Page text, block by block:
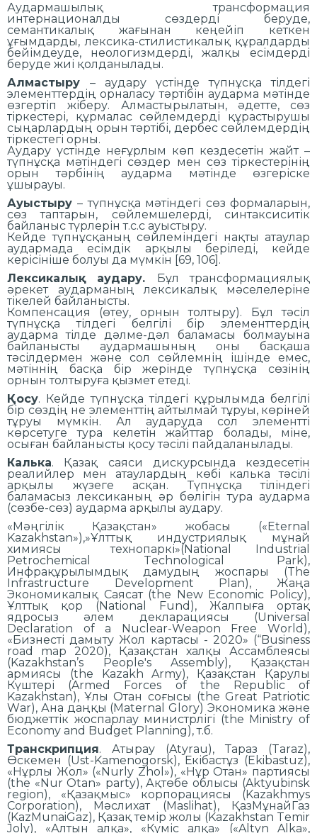
Аудармашылық трансформация
интернационалды сөздерді беруде,
семантикалық жағынан кеңейіп кеткен
ұғымдарды, лексика-стилистикалық құралдарды
бейімдеуде, неологизмдерді, жалқы есімдерді
беруде жиі қолданылады.
Алмастыру – аудару үстінде түпнұсқа тілдегі
элементтердің орналасу тәртібін аударма мәтінде
өзгертіп жіберу. Алмастырылатын, әдетте, сөз
тіркестері, құрмалас сөйлемдерді құрастырушы
сыңарлардың орын тәртібі, дербес сөйлемдердің
тіркестегі орны.
Аудару үстінде неғұрлым көп кездесетін жайт –
түпнұсқа мәтіндегі сөздер мен сөз тіркестерінің
орын тәрбінің аударма мәтінде өзгеріске
ұшырауы.
Ауыстыру– түпнұсқа мәтіндегі сөз формаларын,
сөз таптарын, сөйлемшелерді, синтаксиситік
байланыс түрлерін т.с.с ауыстыру.
Кейде түпнұсқаның сөйлеміндегі нақты атаулар
аудармада есімдік арқылы беріледі, кейде
керісініше болуы да мүмкін [69, 106].
Лексикалық аудару.
Бұл трансформациялық
әрекет аударманың лексикалық мәселелеріне
тікелей байланысты.
Компенсация (өтеу, орнын толтыру). Бұл тәсіл
түпнұсқа тілдегі белгілі бір элементтердің
аударма тілде дәлме-дәл баламасы болмауына
байланысты аудармашының оны басқаша
тәсілдермен және сол сөйлемнің ішінде емес,
мәтіннің басқа бір жерінде түпнұсқа сөзінің
орнын толтыруға қызмет етеді.
Қосу. Кейде түпнұсқа тілдегі құрылымда белгілі
бір сөздің не элементтің айтылмай тұруы, көріней
тұруы мүмкін. Ал аударуда сол элементті
көрсетуге тура келетін жайттар болады, міне,
осыған байланысты қосу тәсілі пайдаланылады.
Калька. Қазақ саяси дискурсында кездесетін
реалийлер мен атаулардың көбі калька тәсілі
арқылы жүзеге асқан. Түпнұсқа тіліндегі
баламасыз лексиканың әр бөлігін тура аударма
(сөзбе-сөз) аударма арқылы аудару.
«Мәңгілік Қазақстан» жобасы («Eternal
Kazakhstan»),»Ұлттық индустриялық мұнай
химиясы технопаркі»(National Industrial
Petrochemical Technological Park),
Инфрақұрылымдық дамудың жоспары (The
Infrastructure Development Plan), Жаңа
Экономикалық Саясат (the New Economic Policy),
Ұлттық қор (National Fund), Жалпыға ортақ
ядросыз әлем декларациясы (Universal
Declaration of a Nuclear-Weapon Free World),
«Бизнесті дамыту Жол картасы - 2020» (“Business
road map 2020), Қазақстан халқы Ассамблеясы
(Kazakhstan’s People's Assembly), Қазақстан
армиясы (the Kazakh Army), Қазақстан Қарулы
Күштері (Armed Forces of the Republic of
Kazakhstan), Ұлы Отан соғысы (the Great Patriotic
War), Ана даңқы (Maternal Glory) Экономика және
бюджеттік жоспарлау министрлігі (the Ministry of
Economy and Budget Planning), т.б.
Транскрипция. Атырау (Atyrau), Тараз (Taraz),
Өскемен (Ust-Kamenogorsk), Екібастұз (Ekibastuz),
«Нұрлы Жол» («Nurly Zhol»), «Нұр Отан» партиясы
(the «Nur Otan» party), Ақтөбе облысы (Aktyubinsk
region), «Қазақмыс» корпорациясы (Kazakhmys
Corporation), Мәслихат (Maslihat), ҚазМұнайГаз
(KazMunaiGaz), Қазақ темір жолы (Kazakhstan Temir
Joly), «Алтын алқа», «Күміс алқа» («Altyn Alka»,